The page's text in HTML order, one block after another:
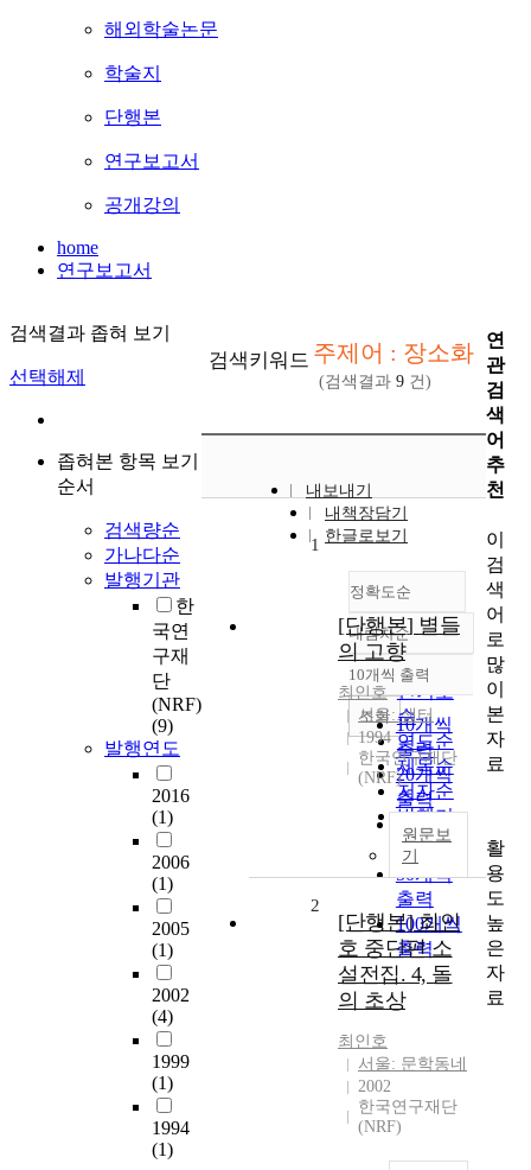
해외학술논문
학술지
단행본
연구보고서
공개강의
home
연구보고서
검색결과 좁혀 보기
선택해제
좁혀본 항목 보기
순서
검색량순
가나다순
발행기관
한
국연
구재
단
(NRF)
(9)
발행연도
2016
(1)
2006
(1)
2005
(1)
2002
(4)
1999
(1)
1994
(1)
검색키워드 주제어 : 장소화
(검색결과 9 건)
내보내기
내책장담기
한글로보기
정확도순
정확도
순
인기도
순
연도순
제목순
저자순
발행기
관순
내림차순
내림차순
10개씩 출력
10개씩
출력
20개씩
출력
30개씩
출력
50개씩
출력
100개씩
출력
조회
1
[단행본] 별들
의 고향
최인호
서울: 샘터
1994
한국연구재단
(NRF)
원문보
기
2
[단행본] 최인
호 중단편 소
설전집. 4, 돌
의 초상
최인호
서울: 문학동네
2002
한국연구재단
(NRF)
연
관
검
색
어
추
천
이
검
색
어
로
많
이
본
자
료
활
용
도
높
은
자
료